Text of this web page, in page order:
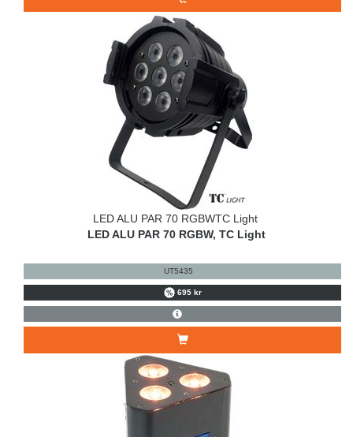
LED ALU PAR 70 RGBWTC Light
LED ALU PAR 70 RGBW, TC Light
UT5435
695 kr